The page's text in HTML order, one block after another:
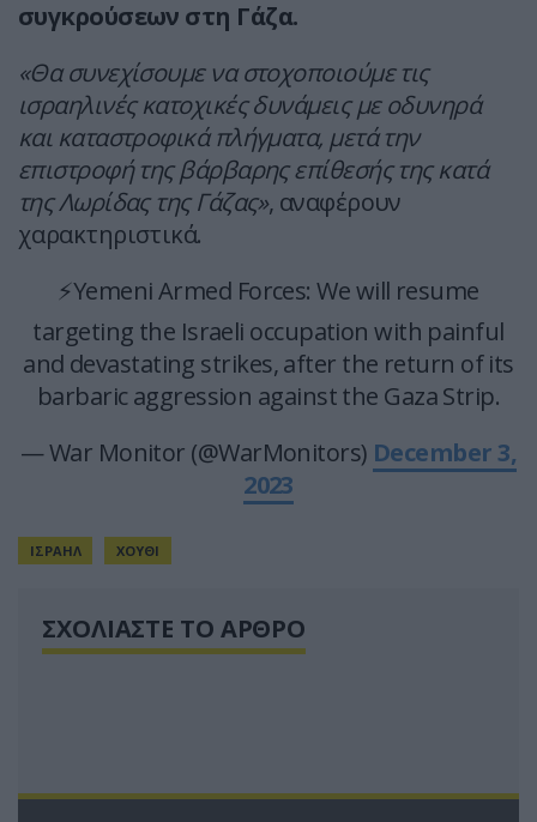
συγκρούσεων στη Γάζα.
«Θα συνεχίσουμε να στοχοποιούμε τις
ισραηλινές κατοχικές δυνάμεις με οδυνηρά
και καταστροφικά πλήγματα, μετά την
επιστροφή της βάρβαρης επίθεσής της κατά
της Λωρίδας της Γάζας», αναφέρουν
χαρακτηριστικά.
⚡️Yemeni Armed Forces: We will resume
targeting the Israeli occupation with painful
and devastating strikes, after the return of its
barbaric aggression against the Gaza Strip.
— War Monitor (@WarMonitors) December 3,
2023
ΙΣΡΑΗΛ ΧΟΥΘΙ
ΣΧΟΛΙΑΣΤΕ ΤΟ ΑΡΘΡΟ